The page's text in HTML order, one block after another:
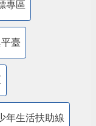
專區
臺
年生活扶助線